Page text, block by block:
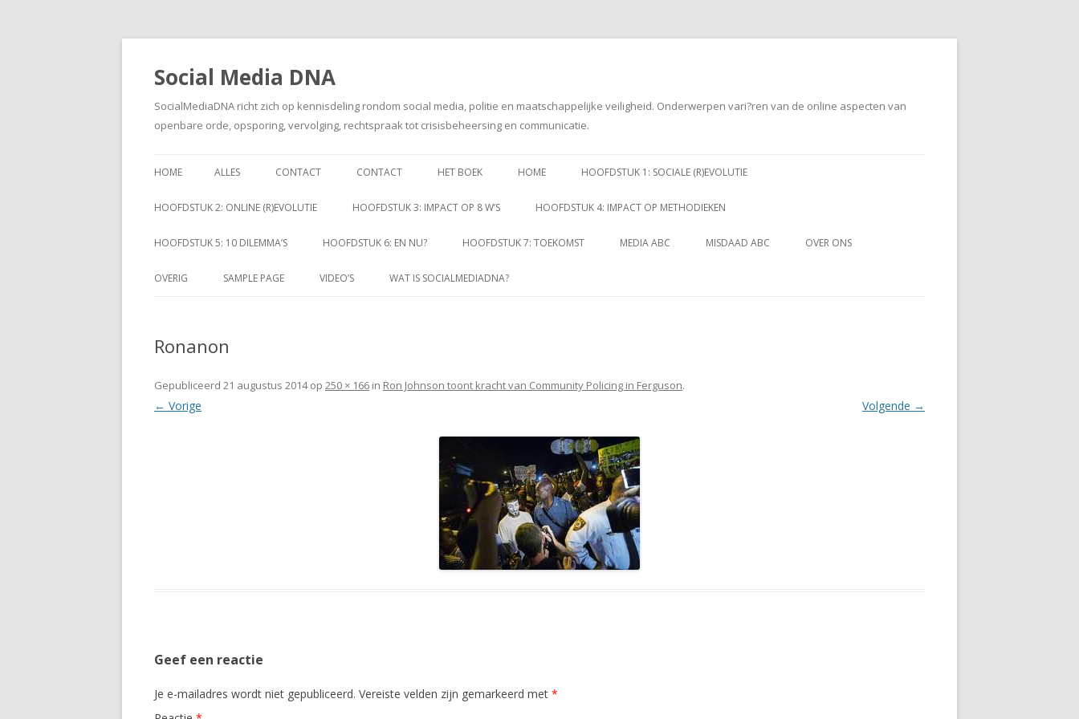
Social Media DNA
SocialMediaDNA richt zich op kennisdeling rondom social media, politie en maatschappelijke veiligheid. Onderwerpen vari?ren van de online aspecten van
openbare orde, opsporing, vervolging, rechtspraak tot crisisbeheersing en communicatie.
naar
HOME ALLES CONTACT CONTACT HET BOEK HOME HOOFDSTUK 1: SOCIALE (R)EVOLUTIE
HOOFDSTUK 2: ONLINE (R)EVOLUTIE HOOFDSTUK 3: IMPACT OP 8 W’S HOOFDSTUK 4: IMPACT OP METHODIEKEN
HOOFDSTUK 5: 10 DILEMMA’S HOOFDSTUK 6: EN NU? HOOFDSTUK 7: TOEKOMST MEDIA ABC MISDAAD ABC OVER ONS
OVERIG SAMPLE PAGE VIDEO’S WAT IS SOCIALMEDIADNA?
Ronanon
Gepubliceerd 21 augustus 2014op 250 × 166 in Ron Johnson toont kracht van Community Policing in Ferguson.
← Vorige Volgende →
Geef een reactie
Je e-mailadres wordt niet gepubliceerd. Vereiste velden zijn gemarkeerd met *